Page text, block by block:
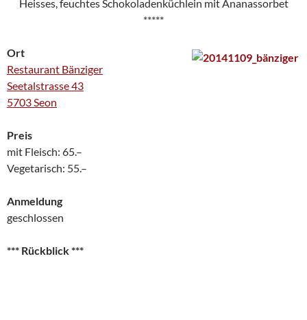
Heisses, feuchtes Schokoladenküchlein mit Ananassorbet
*****
Ort
Restaurant Bänziger
Seetalstrasse 43
5703 Seon
Preis
mit Fleisch: 65.–
Vegetarisch: 55.–
Anmeldung
geschlossen
*** Rückblick ***